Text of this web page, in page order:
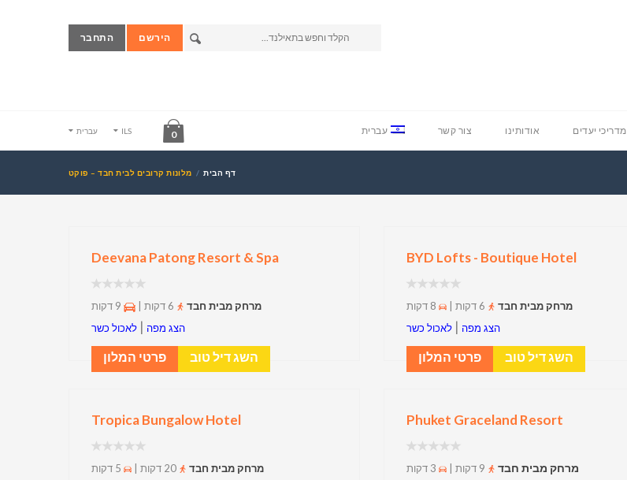
הירשם התחבר
מדריכי יעדים אודותינו צור קשר עברית 0
ILS עברית
דף הבית מלונות קרובים לבית חבד – פוקט
BYD Lofts - Boutique Hotel
מרחק מבית חבד
הצג מפה | לאכול כשר
פרטי המלון השג דיל טוב
Deevana Patong Resort & Spa
מרחק מבית חבד
הצג מפה | לאכול כשר
פרטי המלון השג דיל טוב
Phuket Graceland Resort
מרחק מבית חבד
Tropica Bungalow Hotel
מרחק מבית חבד